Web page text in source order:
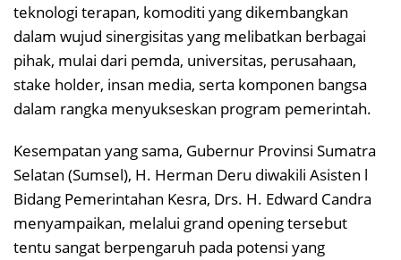
teknologi terapan, komoditi yang dikembangkan
dalam wujud sinergisitas yang melibatkan berbagai
pihak, mulai dari pemda, universitas, perusahaan,
stake holder, insan media, serta komponen bangsa
dalam rangka menyukseskan program pemerintah.
Kesempatan yang sama, Gubernur Provinsi Sumatra
Selatan (Sumsel), H. Herman Deru diwakili Asisten l
Bidang Pemerintahan Kesra, Drs. H. Edward Candra
menyampaikan, melalui grand opening tersebut
tentu sangat berpengaruh pada potensi yang